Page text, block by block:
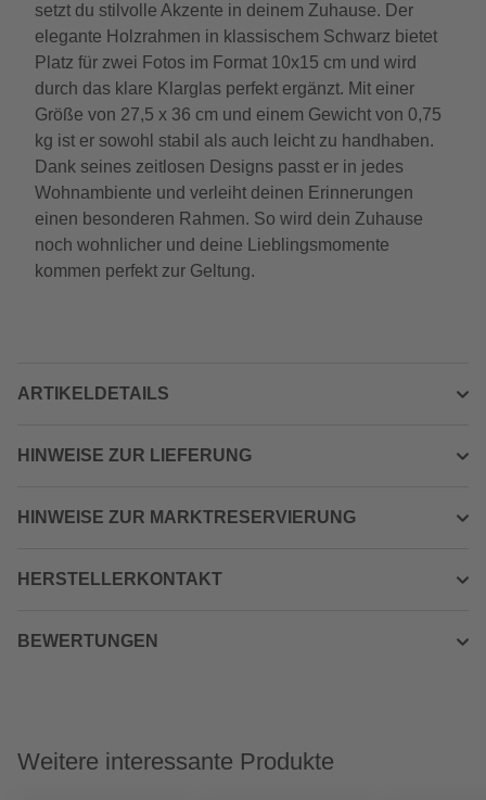
setzt du stilvolle Akzente in deinem Zuhause. Der
elegante Holzrahmen in klassischem Schwarz bietet
Platz für zwei Fotos im Format 10x15 cm und wird
durch das klare Klarglas perfekt ergänzt. Mit einer
Größe von 27,5 x 36 cm und einem Gewicht von 0,75
kg ist er sowohl stabil als auch leicht zu handhaben.
Dank seines zeitlosen Designs passt er in jedes
Wohnambiente und verleiht deinen Erinnerungen
einen besonderen Rahmen. So wird dein Zuhause
noch wohnlicher und deine Lieblingsmomente
kommen perfekt zur Geltung.
ARTIKELDETAILS
HINWEISE ZUR LIEFERUNG
HINWEISE ZUR MARKTRESERVIERUNG
HERSTELLERKONTAKT
BEWERTUNGEN
Weitere interessante Produkte